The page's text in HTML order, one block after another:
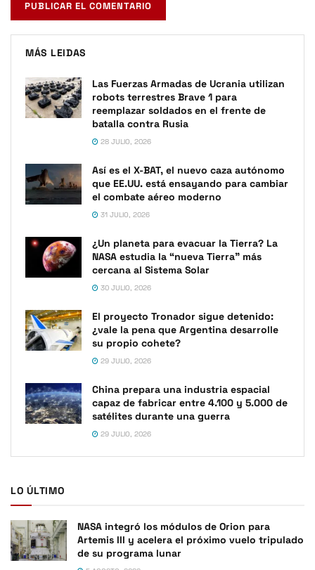
MÁS LEIDAS
Las Fuerzas Armadas de Ucrania utilizan
robots terrestres Brave 1 para
reemplazar soldados en el frente de
batalla contra Rusia
28 JULIO, 2026
Así es el X-BAT, el nuevo caza autónomo
que EE.UU. está ensayando para cambiar
el combate aéreo moderno
31 JULIO, 2026
¿Un planeta para evacuar la Tierra? La
NASA estudia la “nueva Tierra” más
cercana al Sistema Solar
30 JULIO, 2026
El proyecto Tronador sigue detenido:
¿vale la pena que Argentina desarrolle
su propio cohete?
29 JULIO, 2026
China prepara una industria espacial
capaz de fabricar entre 4.100 y 5.000 de
satélites durante una guerra
29 JULIO, 2026
LO ÚLTIMO
NASA integró los módulos de Orion para
Artemis III y acelera el próximo vuelo tripulado
de su programa lunar